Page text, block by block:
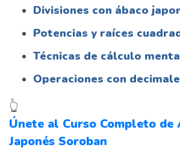
Divisiones con ábaco
Potencias y raíces
Técnicas de cálculo
Operaciones con
👆
Únete al Curso Completo de
Japonés Soroban